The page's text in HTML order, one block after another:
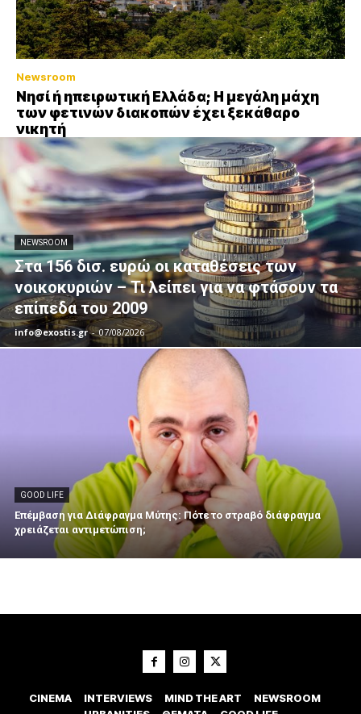
Newsroom
Νησί ή ηπειρωτική Ελλάδα; Η μεγάλη μάχη
των φετινών διακοπών έχει ξεκάθαρο
νικητή
NEWSROOM
Στα 156 δισ. ευρώ οι καταθέσεις των
νοικοκυριών – Τι λείπει για να φτάσουν τα
επίπεδα του 2009
info@exostis.gr - 07/08/2026
GOOD LIFE
Επέμβαση για Διάφραγμα Μύτης: Πότε το στραβό διάφραγμα
χρειάζεται αντιμετώπιση;
CINEMA INTERVIEWS MIND THE ART
NEWSROOM